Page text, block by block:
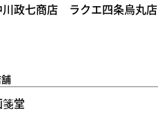
川政七商店 ラクエ四条烏丸店
箋堂